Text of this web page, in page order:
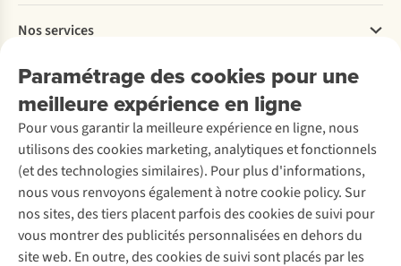
Paramétrage des cookies pour une
meilleure expérience en ligne
Pour vous garantir la meilleure expérience en ligne, nous
utilisons des cookies marketing, analytiques et fonctionnels
(et des technologies similaires). Pour plus d'informations,
nous vous renvoyons également à notre cookie policy. Sur
nos sites, des tiers placent parfois des cookies de suivi pour
vous montrer des publicités personnalisées en dehors du
site web. En outre, des cookies de suivi sont placés par les
Payer
Livraison
Rétractation d'une commande
Entretien & réparations
Garantie
Contactez-nous
Explore More
À propos d’Ayacucho
Nos magasins
À propos d’A.S.Adventure
Déclaration d'accessibilité
Nos services
Location / Location sports d’hiver
Entretien de ski
Service de lavage
Entretien de chaussures
Réparation de chaussures
Réparation de vêtements
Retouches
Pour les entreprises
Découvrez
A.S.Magazine
Explore Camp
Gear Check
Expertise & conseils
Abonnez-vous à la newsletter
Suivez-nous